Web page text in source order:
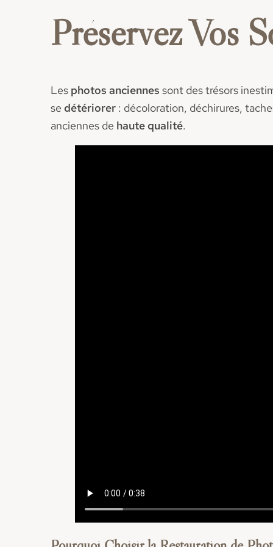
Préservez Vos
Les photos anciennes sont des trésors
se détériorer : décoloration, déchirures,
anciennes de haute qualité.